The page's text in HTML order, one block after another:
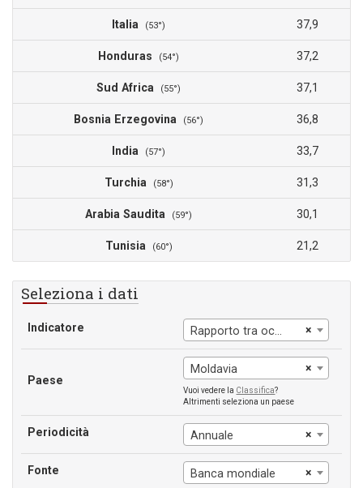
Italia (53°) 37,9
Honduras (54°) 37,2
Sud Africa (55°) 37,1
Bosnia Erzegovina (56°) 36,8
India (57°) 33,7
Turchia (58°) 31,3
Arabia Saudita (59°) 30,1
Tunisia (60°) 21,2
Seleziona i dati
Indicatore ×
Rapporto tra occupazione femminile e popolazione
Paese
×
Moldavia
Vuoi vedere la Classifica?
Altrimenti seleziona un paese
Periodicità ×
Annuale
Fonte ×
Banca mondiale